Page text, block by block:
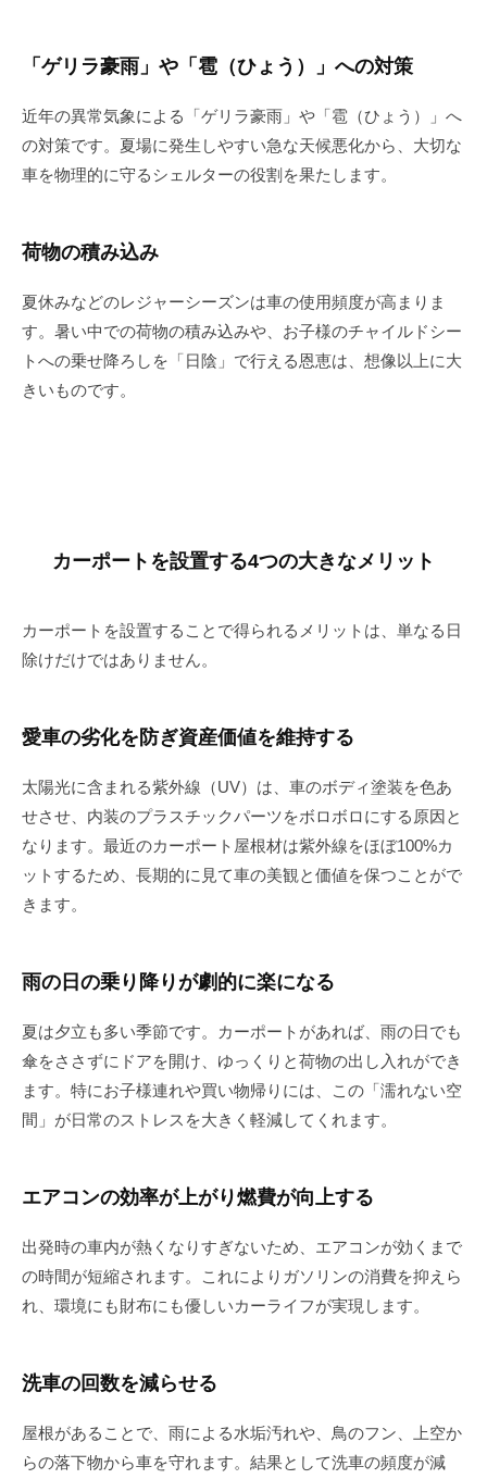
「ゲリラ豪雨」や「雹（ひょう）」への対策
近年の異常気象による「ゲリラ豪雨」や「雹（ひょう）」へ
の対策です。夏場に発生しやすい急な天候悪化から、大切な
車を物理的に守るシェルターの役割を果たします。
荷物の積み込み
夏休みなどのレジャーシーズンは車の使用頻度が高まりま
す。暑い中での荷物の積み込みや、お子様のチャイルドシー
トへの乗せ降ろしを「日陰」で行える恩恵は、想像以上に大
きいものです。
カーポートを設置する4つの大きなメリット
カーポートを設置することで得られるメリットは、単なる日
除けだけではありません。
愛車の劣化を防ぎ資産価値を維持する
太陽光に含まれる紫外線（UV）は、車のボディ塗装を色あ
せさせ、内装のプラスチックパーツをボロボロにする原因と
なります。最近のカーポート屋根材は紫外線をほぼ100%カ
ットするため、長期的に見て車の美観と価値を保つことがで
きます。
雨の日の乗り降りが劇的に楽になる
夏は夕立も多い季節です。カーポートがあれば、雨の日でも
傘をささずにドアを開け、ゆっくりと荷物の出し入れができ
ます。特にお子様連れや買い物帰りには、この「濡れない空
間」が日常のストレスを大きく軽減してくれます。
エアコンの効率が上がり燃費が向上する
出発時の車内が熱くなりすぎないため、エアコンが効くまで
の時間が短縮されます。これによりガソリンの消費を抑えら
れ、環境にも財布にも優しいカーライフが実現します。
洗車の回数を減らせる
屋根があることで、雨による水垢汚れや、鳥のフン、上空か
らの落下物から車を守れます。結果として洗車の頻度が減